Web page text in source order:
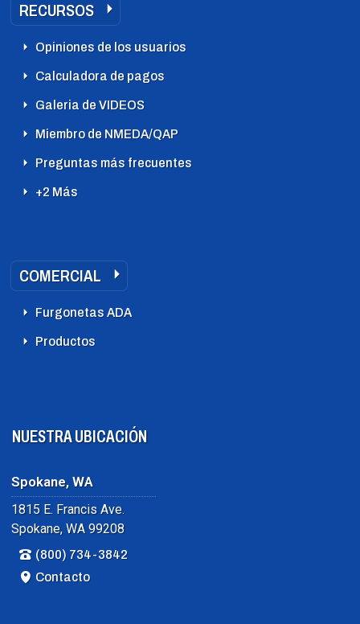
RECURSOS
Opiniones de los usuarios
Calculadora de pagos
Galeria de VIDEOS
Miembro de NMEDA/QAP
Preguntas más frecuentes
+2 Más
COMERCIAL
Furgonetas ADA
Productos
NUESTRA UBICACIÓN
Spokane, WA
1815 E. Francis Ave.
Spokane, WA 99208
(800) 734-3842
Contacto